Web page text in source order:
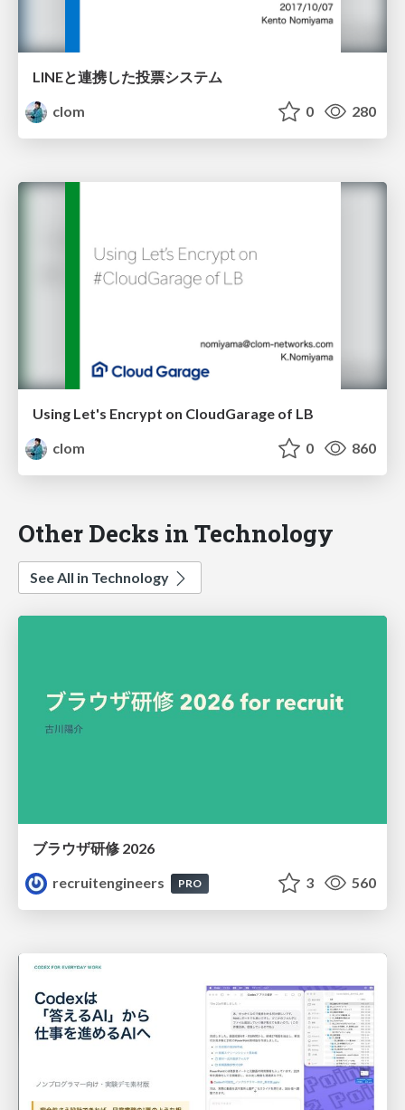
LINEと連携した投票システム
clom
0 280
Using Let's Encrypt on CloudGarage of LB
clom
0 860
Other Decks in Technology
See All in Technology
ブラウザ研修 2026
recruitengineers
PRO 3 560